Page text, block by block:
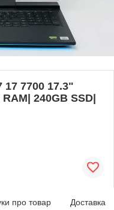
17 7700 17.3"
240GB SSD|
про товар Доставка